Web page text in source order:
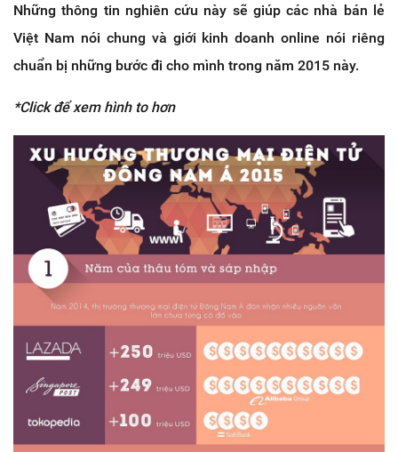
Những thông tin nghiên cứu này sẽ giúp các nhà bán lẻ
Việt Nam nói chung và giới kinh doanh online nói riêng
chuẩn bị những bước đi cho mình trong năm 2015 này.
*Click để xem hình to hơn